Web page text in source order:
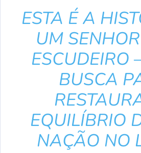
ESTA É A
UM
ESCUDEIRO
BUSCA
EQUILÍBRIO
NAÇÃO NO